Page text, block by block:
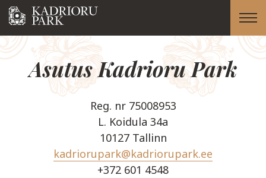
Asutus Kadrioru Park
Reg. nr 75008953
L. Koidula 34a
10127 Tallinn
kadriorupark@kadriorupark.ee
+372 601 4548